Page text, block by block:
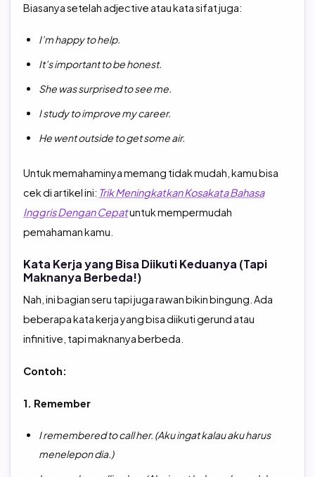
Biasanya setelah adjective atau kata sifat juga:
I’m happy to help.
It’s important to be honest.
She was surprised to see me.
I study to improve my career.
He went outside to get some air.
Untuk memahaminya memang tidak mudah, kamu bisa
cek di artikel ini: Trik Meningkatkan Kosakata Bahasa
Inggris Dengan Cepatuntuk mempermudah
pemahaman kamu.
Kata Kerja yang Bisa Diikuti Keduanya (Tapi
Maknanya Berbeda!)
Nah, ini bagian seru tapi juga rawan bikin bingung. Ada
beberapa kata kerja yang bisa diikuti gerund atau
infinitive, tapi maknanya berbeda.
Contoh:
1. Remember
I remembered to call her. (Aku ingat kalau aku harus
menelepon dia.)